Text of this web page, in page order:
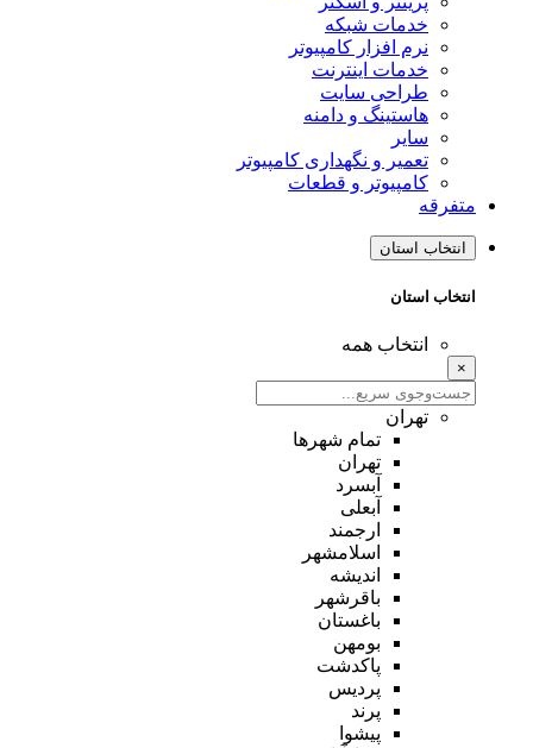
خدمات شبکه
نرم افزار کامپیوتر
خدمات اینترنت
طراحی سایت
هاستینگ و دامنه
سایر
تعمیر و نگهداری کامپیوتر
کامپیوتر و قطعات
متفرقه
انتخاب استان
انتخاب استان
انتخاب همه
×
تهران
تمام شهر‌ها
تهران
آبسرد
آبعلی
ارجمند
اسلامشهر
اندیشه
باقرشهر
باغستان
بومهن
پاکدشت
پردیس
پرند
پیشوا